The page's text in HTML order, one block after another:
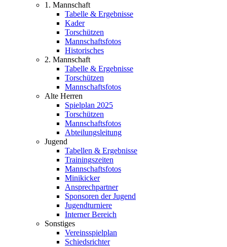
1. Mannschaft
Tabelle & Ergebnisse
Kader
Torschützen
Mannschaftsfotos
Historisches
2. Mannschaft
Tabelle & Ergebnisse
Torschützen
Mannschaftsfotos
Alte Herren
Spielplan 2025
Torschützen
Mannschaftsfotos
Abteilungsleitung
Jugend
Tabellen & Ergebnisse
Trainingszeiten
Mannschaftsfotos
Minikicker
Ansprechpartner
Sponsoren der Jugend
Jugendturniere
Interner Bereich
Sonstiges
Vereinsspielplan
Schiedsrichter